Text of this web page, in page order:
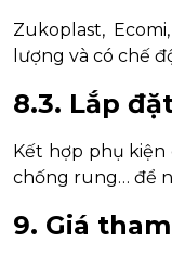
Zukoplast,
lượng và có chế
8.3. Lắp
Kết hợp phụ kiện
chống rung… để
9. Giá